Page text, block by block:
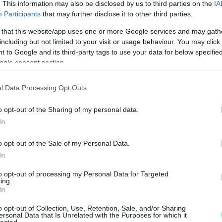
This information may also be disclosed by us to third parties on the
Participants that may further disclose it to other third parties.
that this website/app uses one or more Google services and may
but not limited to your visit or usage behaviour. You may
to Google and its third-party tags to use your data for below
consent section.
Data Processing Opt Outs
opt-out of the Sharing of my personal data.
opt-out of the Sale of my Personal Data.
opt-out of processing my Personal Data for Targeted
opt-out of Collection, Use, Retention, Sale, and/or Sharing
Data that Is Unrelated with the Purposes for which it
helyi érdekeltségű vállalkozások segítése
szabályairól szóló önkormányzati
közterület-használati díjat (ezt a
követően 2021-ben döntöttek a teraszokat
erre vonatkozó döntését.
Magyar Közlöny